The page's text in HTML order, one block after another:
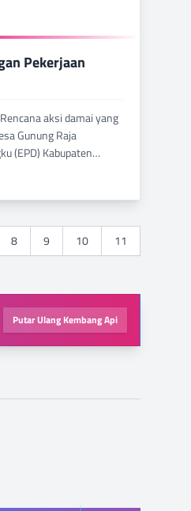
Pekerjaan
aksi damai yang
Gunung Raja
(EPD) Kabupaten
8 9 10 11
Putar Ulang Kembang Api